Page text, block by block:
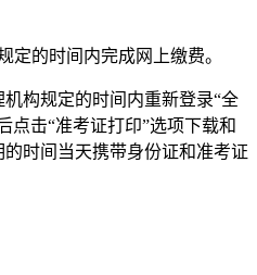
的时间内完成网上缴费。
构规定的时间内重新登录“全
点击“准考证打印”选项下载和
时间当天携带身份证和准考证